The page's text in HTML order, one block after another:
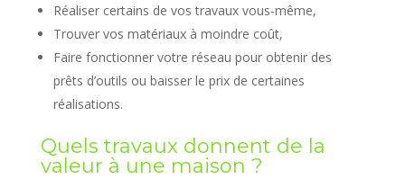
Réaliser certains de vos travaux vous-même,
Trouver vos matériaux à moindre coût,
Faire fonctionner votre réseau pour obtenir des
prêts d’outils ou baisser le prix de certaines
réalisations.
Quels travaux donnent de la
valeur à une maison ?